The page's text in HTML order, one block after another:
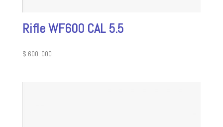
Rifle WF600 CAL 5.5
$ 600. 000